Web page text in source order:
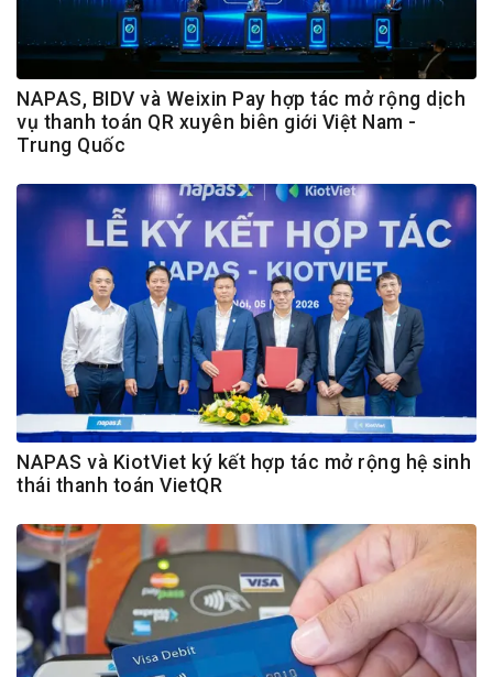
NAPAS, BIDV và Weixin Pay hợp tác mở rộng dịch
vụ thanh toán QR xuyên biên giới Việt Nam -
Trung Quốc
NAPAS và KiotViet ký kết hợp tác mở rộng hệ sinh
thái thanh toán VietQR